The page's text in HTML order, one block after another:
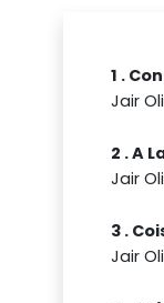
1 .
Jair
2 . A
Jair
3 .
Jair